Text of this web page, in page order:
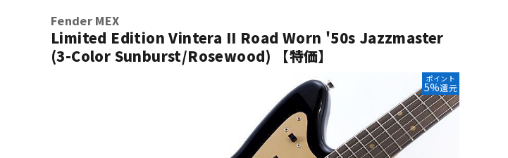
DTM DTM オンラ
イン納品
Fender MEX
Limited Edition Vintera II Road Worn '50s Jazzmaster
(3-Color Sunburst/Rosewood) 【特価】
ポイント
5%還元